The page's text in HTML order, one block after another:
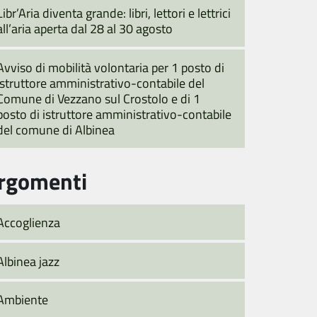
diventa grande: libri, lettori e lettrici
aperta dal 28 al 30 agosto
di mobilità volontaria per 1 posto di
amministrativo-contabile del
di Vezzano sul Crostolo e di 1
di istruttore amministrativo-contabile
comune di Albinea
jazz